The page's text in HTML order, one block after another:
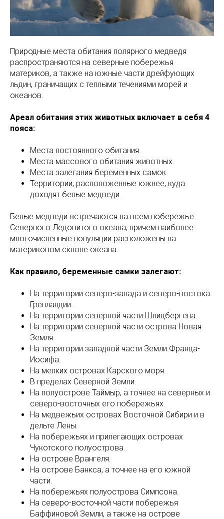
Природные места обитания полярного медведя
распространяются на северные побережья
материков, а также на южные части дрейфующих
льдин, граничащих с теплыми течениями морей и
океанов.
Ареал обитания этих животных включает в себя 4
пояса:
Места постоянного обитания.
Места массового обитания животных.
Места залегания беременных самок.
Территории, расположенные южнее, куда
доходят белые медведи.
Белые медведи встречаются на всем побережье
Северного Ледовитого океана, причем наиболее
многочисленные популяции расположены на
материковом склоне океана.
Как правило, беременные самки залегают:
На территории северо-запада и северо-востока
Гренландии.
На территории северной части Шпицбергена.
На территории северной части острова Новая
Земля.
На территории западной части Земли Франца-
Иосифа.
На мелких островах Карского моря.
В пределах Северной Земли.
На полуострове Таймыр, а точнее на северных и
северо-восточных его побережьях.
На медвежьих островах Восточной Сибири и в
дельте Лены.
На побережьях и прилегающих островах
Чукотского полуострова.
На острове Врангеля.
На острове Банкса, а точнее на его южной
части.
На побережьях полуострова Симпсона.
На северо-восточной части побережья
Баффиновой Земли, а также на острове